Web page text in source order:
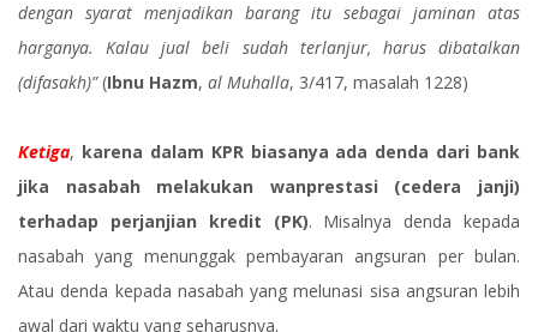
dengan syarat menjadikan barang itu sebagai jaminan atas
harganya. Kalau jual beli sudah terlanjur, harus dibatalkan
(difasakh)”(Ibnu Hazm, al Muhalla, 3/417, masalah 1228)
Ketiga, karena dalam KPR biasanya ada denda dari bank
jika nasabah melakukan wanprestasi (cedera janji)
terhadap perjanjian kredit (PK). Misalnya denda kepada
nasabah yang menunggak pembayaran angsuran per bulan.
Atau denda kepada nasabah yang melunasi sisa angsuran lebih
awal dari waktu yang seharusnya.